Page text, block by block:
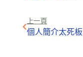
上一頁